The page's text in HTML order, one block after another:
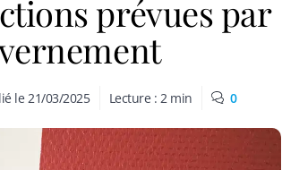
prévues par
le 21/03/2025 Lecture : 2 min 0